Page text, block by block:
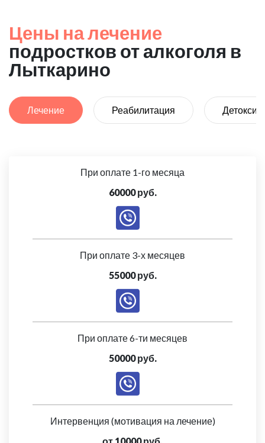
Цены на лечение
подростков от алкоголя в
Лыткарино
Лечение Реабилитация
При оплате 1-го месяца
60000 руб.
При оплате 3-х месяцев
55000 руб.
При оплате 6-ти месяцев
50000 руб.
Интервенция (мотивация на лечение)